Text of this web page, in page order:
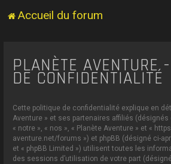
Accueil du forum
PLANÈTE AVENTURE
DE CONFIDENTIALITÉ
Cette politique de confidentialité explique en
Aventure » et ses partenaires affiliés (désignés
« notre », « nos », « Planète Aventure » et «
aventure.net/forums ») et phpBB (désigné ci-
et « phpBB Limited ») utilisent toutes les
des sessions d’utilisation de votre part